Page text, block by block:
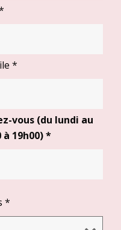
*
vous (du lundi au
19h00)*
*